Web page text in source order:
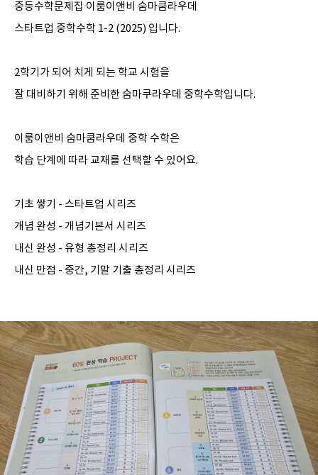
중등수학문제집 이룸이앤비 숨마쿰라우데
스타트업 중학수학 1-2 (2025) 입니다.
2학기가 되어 치게 되는 학교 시험을
잘 대비하기 위해 준비한 숨마쿠라우데 중학수학입니다.
이룸이앤비 숨마쿰라우데 중학 수학은
학습 단계에 따라 교재를 선택할 수 있어요.
기초 쌓기 - 스타트업 시리즈
개념 완성 - 개념기본서 시리즈
내신 완성 - 유형 총정리 시리즈
내신 만점 - 중간, 기말 기출 총정리 시리즈